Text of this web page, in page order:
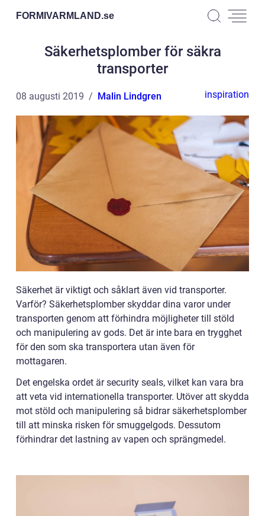
FORMIVARMLAND.se
Säkerhetsplomber för säkra
transporter
08 augusti 2019 Malin Lindgren inspiration
Säkerhet är viktigt och såklart även vid transporter.
Varför? Säkerhetsplomber skyddar dina varor under
transporten genom att förhindra möjligheter till stöld
och manipulering av gods. Det är inte bara en trygghet
för den som ska transportera utan även för
mottagaren.
Det engelska ordet är security seals, vilket kan vara bra
att veta vid internationella transporter. Utöver att skydda
mot stöld och manipulering så bidrar säkerhetsplomber
till att minska risken för smuggelgods. Dessutom
förhindrar det lastning av vapen och sprängmedel.